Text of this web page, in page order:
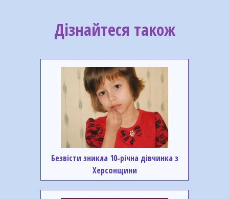
Дізнайтеся також
Безвісти зникла 10-річна дівчинка з
Херсонщини